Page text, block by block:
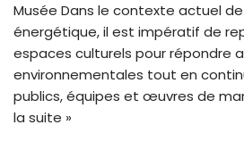
Musée Dans le contexte actuel
énergétique, il est impératif de
espaces culturels pour répondre
environnementales tout en
publics, équipes et œuvres de
la suite »